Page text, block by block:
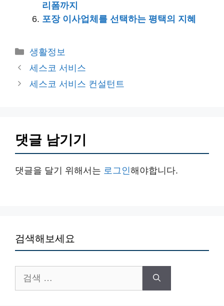
리폼까지
포장 이사업체를 선택하는 평택의 지혜
카
테
리
생활정보
세스코 서비스
세스코 서비스 컨설턴트
댓글 남기기
댓글을 달기 위해서는 로그인해야합니다.
검색해보세요
색: